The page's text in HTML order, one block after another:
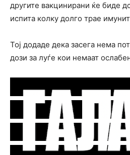
другите вакцинирани ќе биде
испита колку долго трае
Тој додаде дека засега нема
дози за луѓе кои немаат